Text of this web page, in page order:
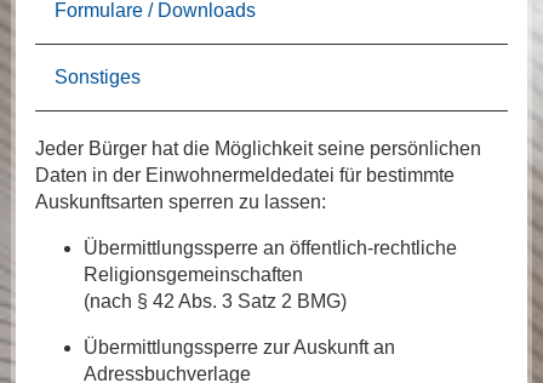
Formulare / Downloads
Sonstiges
Jeder Bürger hat die Möglichkeit seine persönlichen
Daten in der Einwohnermeldedatei für bestimmte
Auskunftsarten sperren zu lassen:
Übermittlungssperre an öffentlich-rechtliche
Religionsgemeinschaften
(nach § 42 Abs. 3 Satz 2 BMG)
Übermittlungssperre zur Auskunft an
Adressbuchverlage